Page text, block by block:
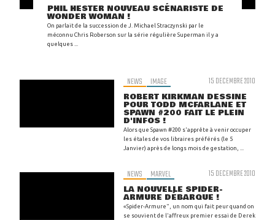
PHIL HESTER NOUVEAU SCÉNARISTE DE
WONDER WOMAN !
On parlait de la succession de J. Michael Straczynski par le
méconnu Chris Roberson sur la série régulière Superman il y a
quelques ...
NEWS IMAGE 15 DECEMBRE 2010
ROBERT KIRKMAN DESSINE
POUR TODD MCFARLANE ET
SPAWN #200 FAIT LE PLEIN
D'INFOS !
Alors que Spawn #200 s'apprête à venir occuper
les étales de vos libraires préférés (le 5
Janvier) après de longs mois de gestation, ...
NEWS MARVEL 15 DECEMBRE 2010
LA NOUVELLE SPIDER-
ARMURE DÉBARQUE !
«Spider-Armure", un nom qui fait peur quand on
se souvient de l'affreux premier essai de Derek